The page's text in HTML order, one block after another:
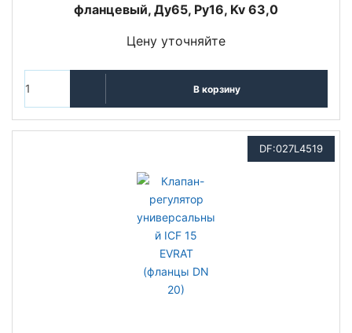
фланцевый, Ду65, Ру16, Kv 63,0
Цену уточняйте
В корзину
DF:027L4519